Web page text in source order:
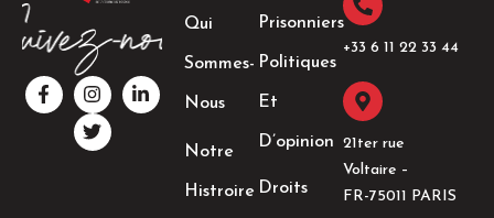
F
a
c
I
n
s
t
a
L
i
n
T
w
i
t
t
Qui
Sommes-
Nous
Notre
Histroire
Prisonniers
Politiques
Et
D’opinion
Droits
+33 6 11 22 33 44​
21ter rue
Voltaire –
FR-75011 PARIS